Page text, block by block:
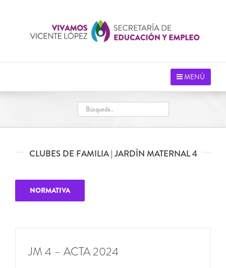
MENÚ
CLUBES DE FAMILIA | JARDÍN MATERNAL 4
NORMATIVA
JM 4 – ACTA 2024